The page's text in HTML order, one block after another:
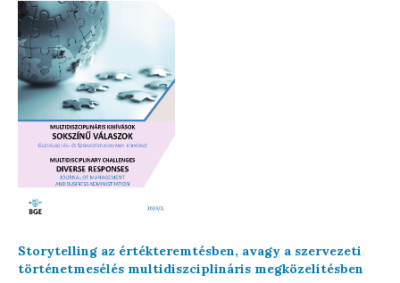
Storytelling az értékteremtésben, avagy a szervezeti
történetmesélés multidiszciplináris megközelítésben